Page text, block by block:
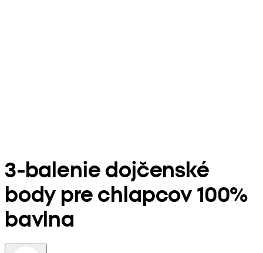
3-balenie dojčenské
body pre chlapcov 100%
bavlna